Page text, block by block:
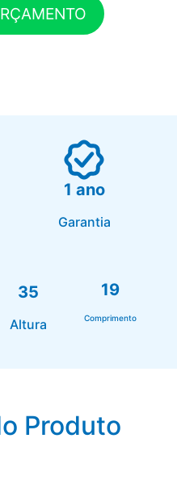
1 ano
Garantia
35
Altura
19
Comprimento
Produto